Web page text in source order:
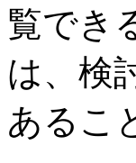
覧でき
は、検
あるこ